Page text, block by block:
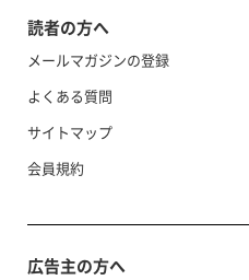
読者の方へ
メールマガジンの登録
よくある質問
サイトマップ
会員規約
広告主の方へ